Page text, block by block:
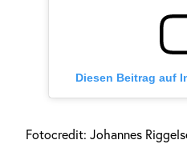
Diesen Beitrag auf
Fotocredit: Johannes